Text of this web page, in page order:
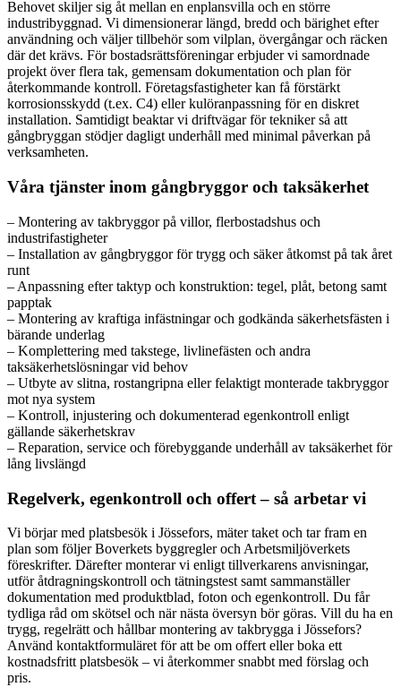
Behovet skiljer sig åt mellan en enplansvilla och en större
industribyggnad. Vi dimensionerar längd, bredd och bärighet efter
användning och väljer tillbehör som vilplan, övergångar och räcken
där det krävs. För bostadsrättsföreningar erbjuder vi samordnade
projekt över flera tak, gemensam dokumentation och plan för
återkommande kontroll. Företagsfastigheter kan få förstärkt
korrosionsskydd (t.ex. C4) eller kulöranpassning för en diskret
installation. Samtidigt beaktar vi driftvägar för tekniker så att
gångbryggan stödjer dagligt underhåll med minimal påverkan på
verksamheten.
Våra tjänster inom gångbryggor och taksäkerhet
– Montering av takbryggor på villor, flerbostadshus och
industrifastigheter
– Installation av gångbryggor för trygg och säker åtkomst på tak året
runt
– Anpassning efter taktyp och konstruktion: tegel, plåt, betong samt
papptak
– Montering av kraftiga infästningar och godkända säkerhetsfästen i
bärande underlag
– Komplettering med takstege, livlinefästen och andra
taksäkerhetslösningar vid behov
– Utbyte av slitna, rostangripna eller felaktigt monterade takbryggor
mot nya system
– Kontroll, injustering och dokumenterad egenkontroll enligt
gällande säkerhetskrav
– Reparation, service och förebyggande underhåll av taksäkerhet för
lång livslängd
Regelverk, egenkontroll och offert – så arbetar vi
Vi börjar med platsbesök i Jössefors, mäter taket och tar fram en
plan som följer Boverkets byggregler och Arbetsmiljöverkets
föreskrifter. Därefter monterar vi enligt tillverkarens anvisningar,
utför åtdragningskontroll och tätningstest samt sammanställer
dokumentation med produktblad, foton och egenkontroll. Du får
tydliga råd om skötsel och när nästa översyn bör göras. Vill du ha en
trygg, regelrätt och hållbar montering av takbrygga i Jössefors?
Använd kontaktformuläret för att be om offert eller boka ett
kostnadsfritt platsbesök – vi återkommer snabbt med förslag och
pris.